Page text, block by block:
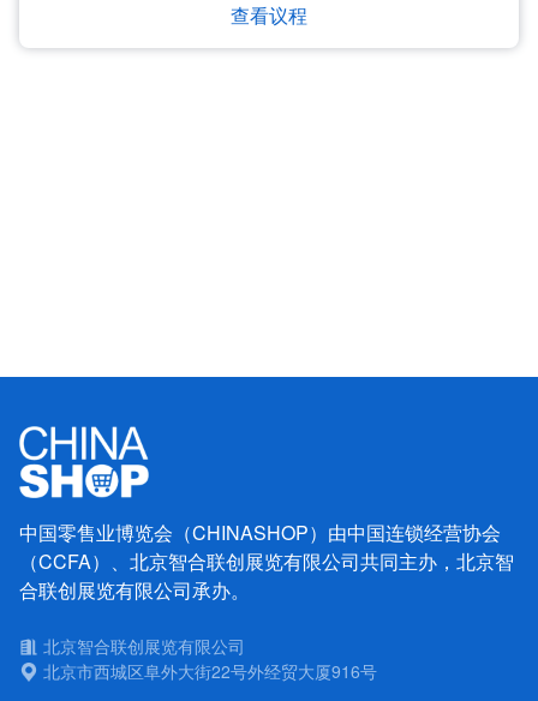
查看议程
中国零售业博览会（CHINASHOP）由中国连锁经营协会
（CCFA）、北京智合联创展览有限公司共同主办，北京智
合联创展览有限公司承办。
北京智合联创展览有限公司
北京市西城区阜外大街22号外经贸大厦916号